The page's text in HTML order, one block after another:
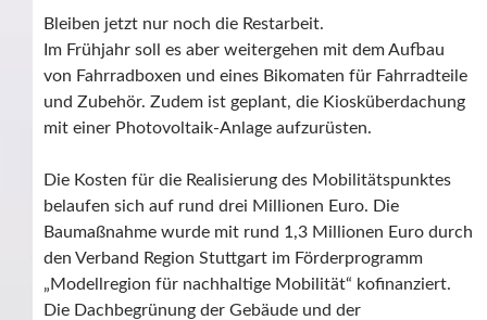
Bleiben jetzt nur noch die Restarbeit.
Im Frühjahr soll es aber weitergehen mit dem Aufbau
von Fahrradboxen und eines Bikomaten für Fahrradteile
und Zubehör. Zudem ist geplant, die Kiosküberdachung
mit einer Photovoltaik-Anlage aufzurüsten.
Die Kosten für die Realisierung des Mobilitätspunktes
belaufen sich auf rund drei Millionen Euro. Die
Baumaßnahme wurde mit rund 1,3 Millionen Euro durch
den Verband Region Stuttgart im Förderprogramm
„Modellregion für nachhaltige Mobilität“ kofinanziert.
Die Dachbegrünung der Gebäude und der